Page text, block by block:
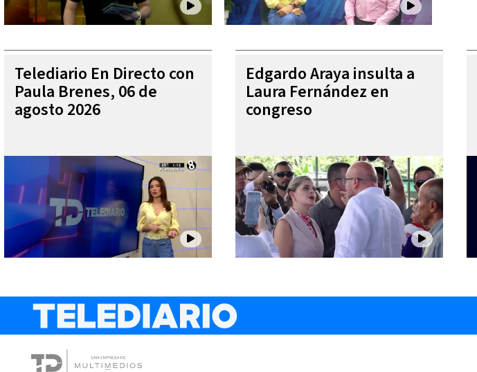
Telediario En Directo con
Paula Brenes, 06 de
agosto 2026
Edgardo Araya insulta a
Laura Fernández en
congreso